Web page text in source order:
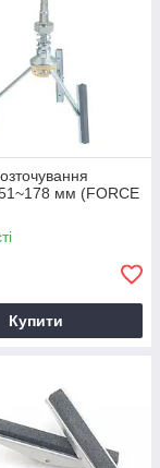
мм (FORCE
Купити